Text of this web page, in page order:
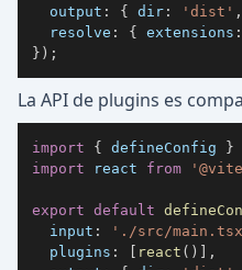
output : { dir : 'dist' ,
resolve : { extensions :
} ) ;
La API de plugins es
import { defineConfig }
import
react from
export default
input : './src/
plugins : [ react ( ) ] ,